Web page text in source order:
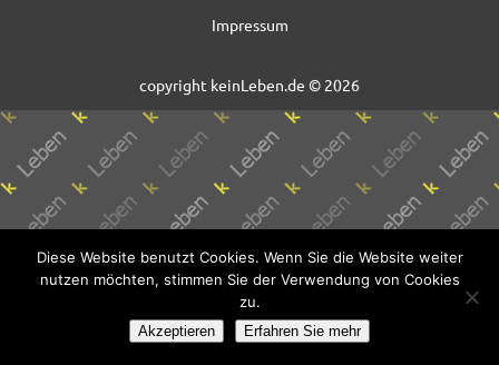
Impressum
copyright keinLeben.de © 2026
Diese Website benutzt Cookies. Wenn Sie die Website weiter
nutzen möchten, stimmen Sie der Verwendung von Cookies
zu.
Akzeptieren Erfahren Sie mehr